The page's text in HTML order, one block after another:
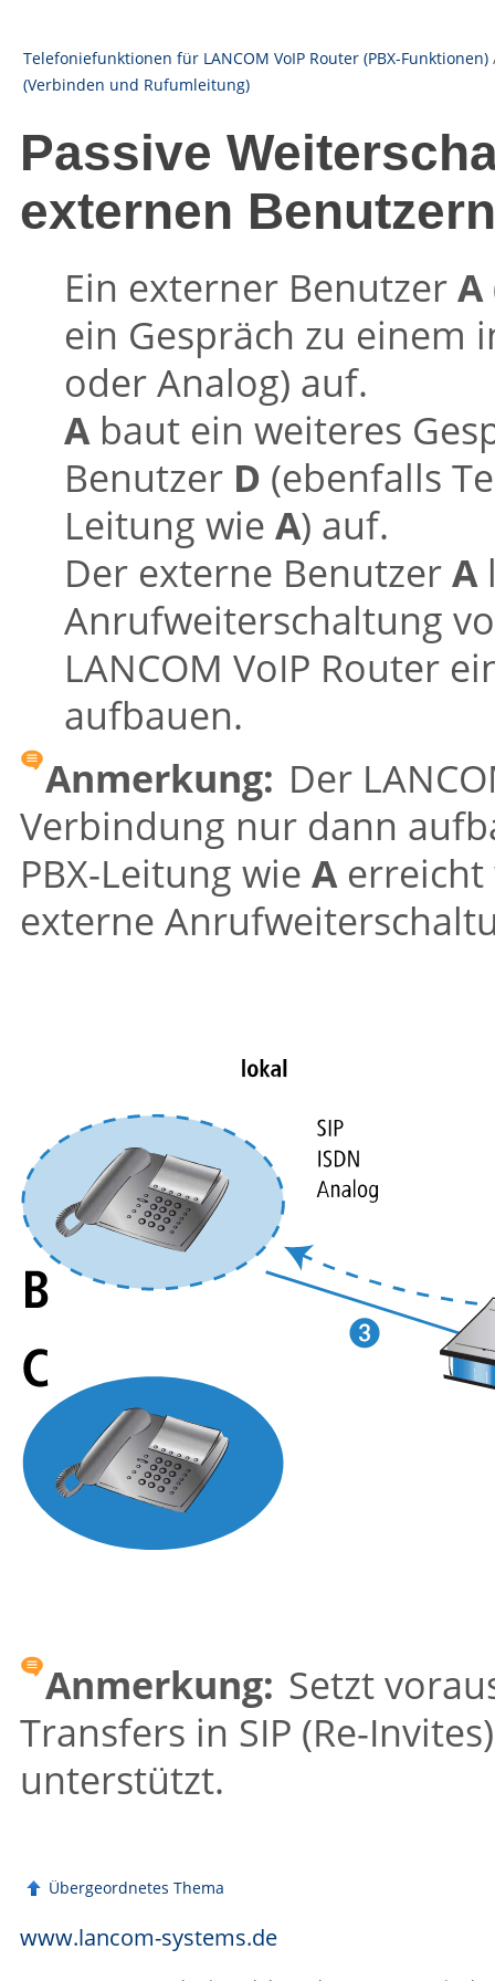
Telefoniefunktionen für LANCOM VoIP Router (PBX-Funktionen)
(Verbinden und Rufumleitung)
Passive
externen Benutzern
Ein externer BenutzerA
ein Gespräch zu
oder Analog) auf.
Abaut ein weiteres
Benutzer D (ebenfalls
Leitung wie A) auf.
Der externe BenutzerA
Anrufweiterschaltung
LANCOM VoIP Router
aufbauen.
Anmerkung: Der
Verbindung nur dann
PBX-Leitung wie Aerreicht
externe
Anmerkung: Setzt
Transfers in SIP (Re-
unterstützt.
Übergeordnetes Thema
www.lancom-systems.de